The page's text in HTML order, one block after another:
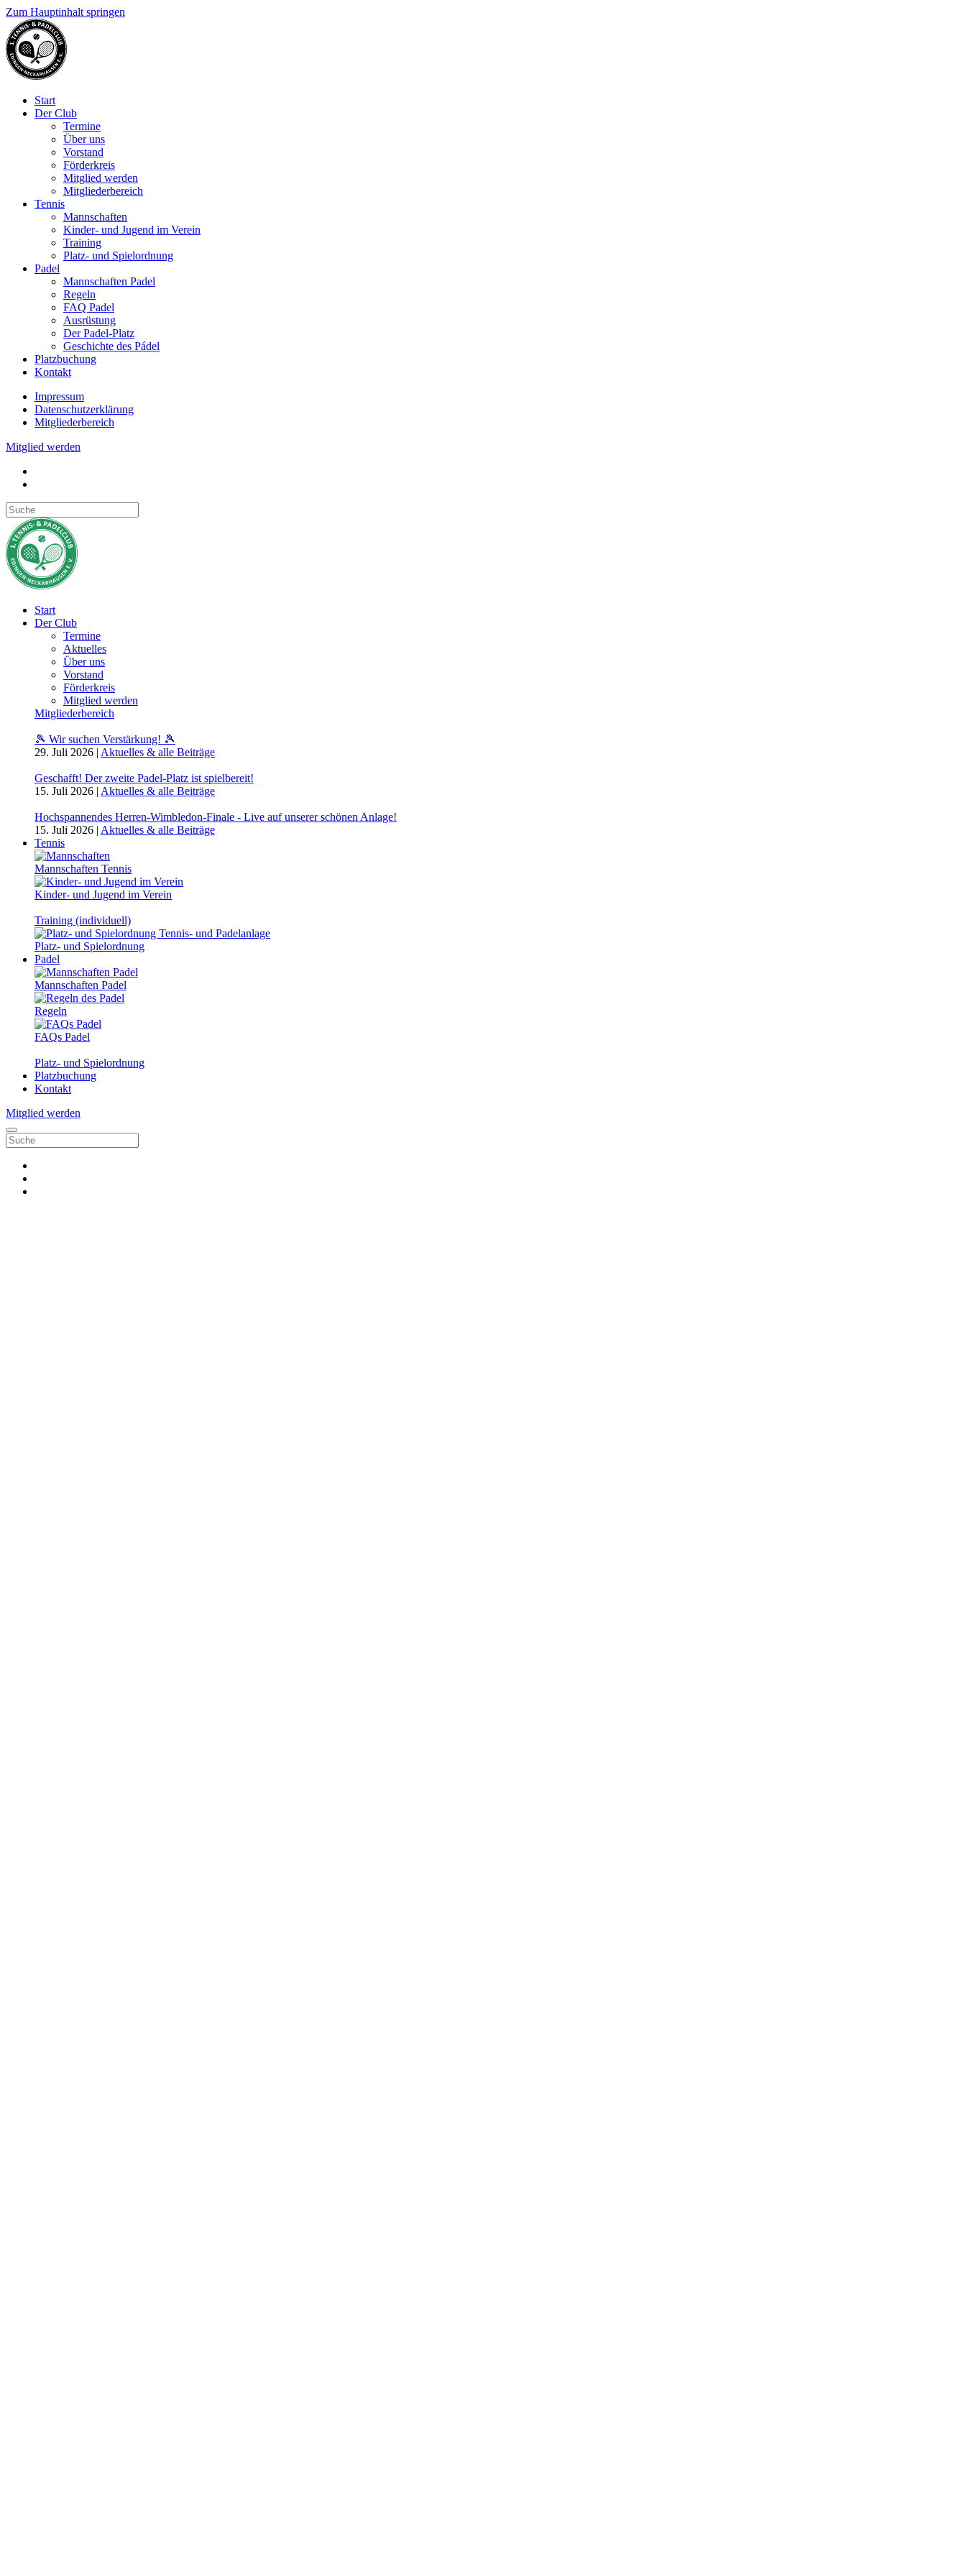
Zum Hauptinhalt springen
Start
Der Club
Termine
Über uns
Vorstand
Förderkreis
Mitglied werden
Mitgliederbereich
Tennis
Mannschaften
Kinder- und Jugend im Verein
Training
Platz- und Spielordnung
Padel
Mannschaften Padel
Regeln
FAQ Padel
Ausrüstung
Der Padel-Platz
Geschichte des Pádel
Platzbuchung
Kontakt
Impressum
Datenschutzerklärung
Mitgliederbereich
Mitglied werden
Start
Der Club
Termine
Aktuelles
Über uns
Vorstand
Förderkreis
Mitglied werden
Mitgliederbereich
🎾 Wir suchen Verstärkung! 🎾
29. Juli 2026 | Aktuelles & alle Beiträge
Geschafft! Der zweite Padel-Platz ist spielbereit!
15. Juli 2026 | Aktuelles & alle Beiträge
Hochspannendes Herren-Wimbledon-Finale - Live auf unserer schönen Anlage!
15. Juli 2026 | Aktuelles & alle Beiträge
Tennis
Mannschaften Tennis
Kinder- und Jugend im Verein
Training (individuell)
Platz- und Spielordnung
Padel
Mannschaften Padel
Regeln
FAQs Padel
Platz- und Spielordnung
Platzbuchung
Kontakt
Mitglied werden